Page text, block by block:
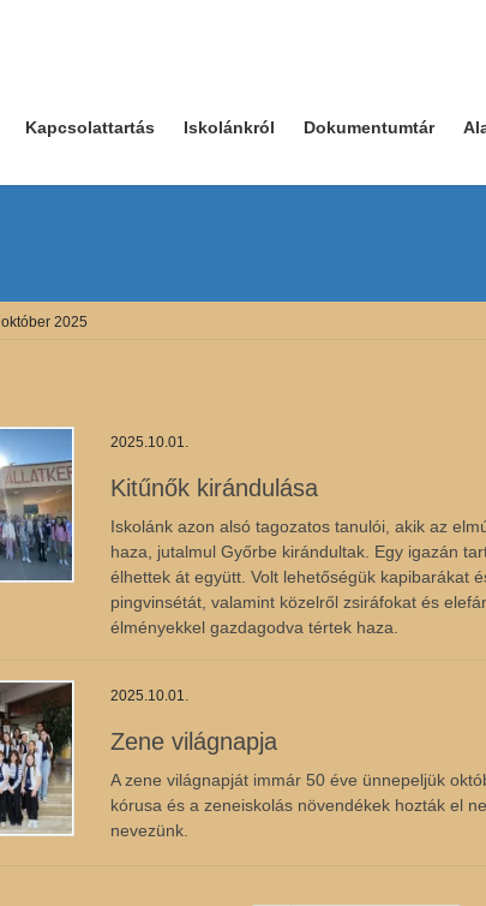
Kapcsolattartás Iskolánkról Dokumentumtár
október 2025
2025.10.01.
Kitűnők kirándulása
Iskolánk azon alsó tagozatos tanulói, akik az
haza, jutalmul Győrbe kirándultak. Egy igazán
élhettek át együtt. Volt lehetőségük kapibarákat
pingvinsétát, valamint közelről zsiráfokat és
élményekkel gazdagodva tértek haza.
2025.10.01.
Zene világnapja
A zene világnapját immár 50 éve ünnepeljük
kórusa és a zeneiskolás növendékek hozták el
nevezünk.